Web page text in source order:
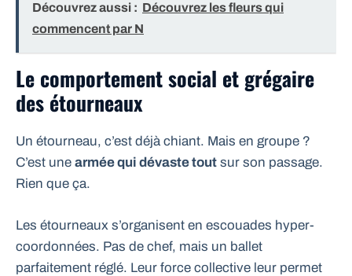
Découvrez aussi : Découvrez les fleurs qui
commencent par N
Le comportement social et grégaire
des étourneaux
Un étourneau, c’est déjà chiant. Mais en groupe ?
C’est une armée qui dévaste tout sur son passage.
Rien que ça.
Les étourneaux s’organisent en escouades hyper-
coordonnées. Pas de chef, mais un ballet
parfaitement réglé. Leur force collective leur permet